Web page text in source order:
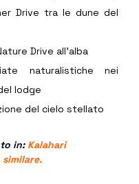
Drive tra le dune del
Drive all’alba
naturalistiche nei
lodge
del cielo stellato
in: Kalahari